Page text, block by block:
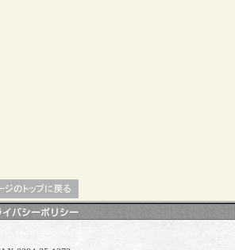
ジのトップに